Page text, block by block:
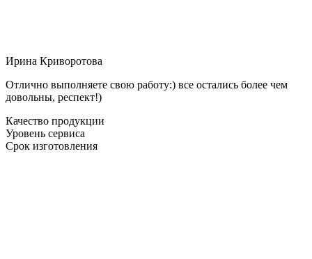
Ирина Криворотова
Отлично выполняете свою работу:) все остались более чем
довольны, респект!)
Качество продукции
Уровень сервиса
Срок изготовления